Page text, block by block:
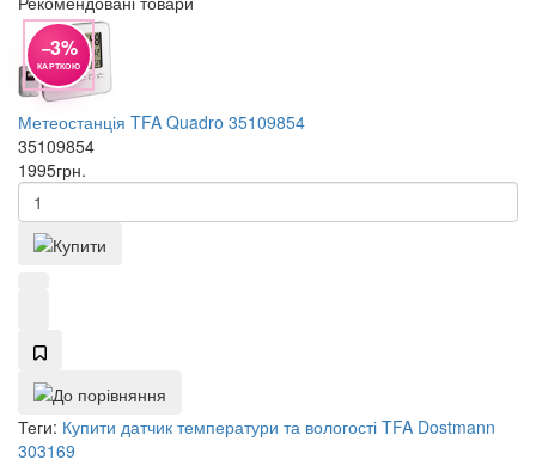
−3%
КАРТКОЮ
Метеостанція TFA Quadro 35109854
35109854
1995грн.
Теги: Купити датчик температури та вологості TFA Dostmann
303169